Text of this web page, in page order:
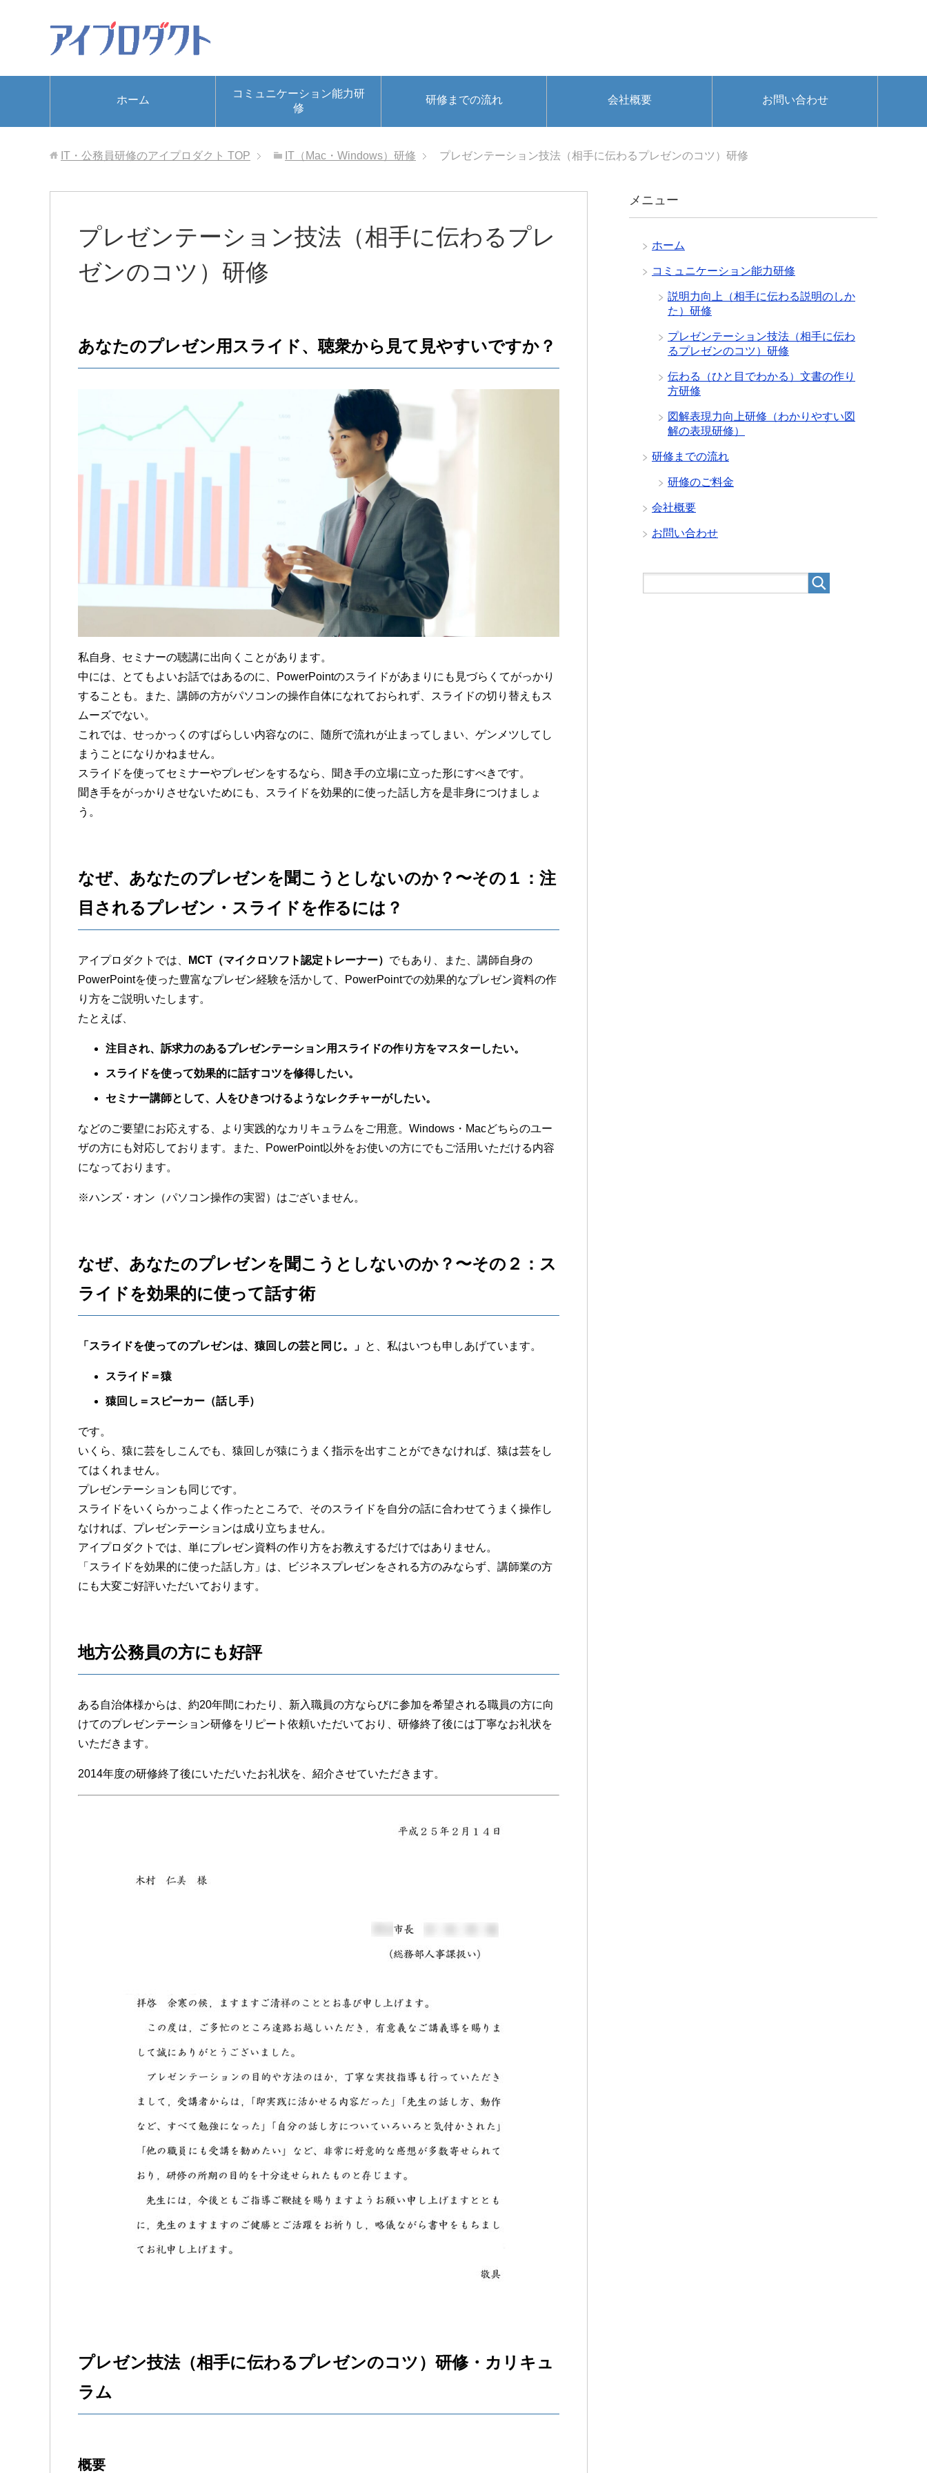
ホーム
コミュニケーション能力研
修
研修までの流れ 会社概要 お問い合わせ
IT・公務員研修のアイプロダクト TOP IT（Mac・Windows）研修 プレゼンテーション技法（相手に伝わるプレゼンのコツ）研修
プレゼンテーション技法（相手に伝わるプレ
ゼンのコツ）研修
あなたのプレゼン用スライド、聴衆から見て見やすいですか？
私自身、セミナーの聴講に出向くことがあります。
中には、とてもよいお話ではあるのに、PowerPointのスライドがあまりにも見づらくてがっかり
することも。また、講師の方がパソコンの操作自体になれておられず、スライドの切り替えもス
ムーズでない。
これでは、せっかっくのすばらしい内容なのに、随所で流れが止まってしまい、ゲンメツしてし
まうことになりかねません。
スライドを使ってセミナーやプレゼンをするなら、聞き手の立場に立った形にすべきです。
聞き手をがっかりさせないためにも、スライドを効果的に使った話し方を是非身につけましょ
う。
なぜ、あなたのプレゼンを聞こうとしないのか？〜その１：注
目されるプレゼン・スライドを作るには？
アイプロダクトでは、 MCT（マイクロソフト認定トレーナー） でもあり、また、講師自身の
PowerPointを使った豊富なプレゼン経験を活かして、PowerPointでの効果的なプレゼン資料の作
り方をご説明いたします。
たとえば、
注目され、訴求力のあるプレゼンテーション用スライドの作り方をマスターしたい。
スライドを使って効果的に話すコツを修得したい。
セミナー講師として、人をひきつけるようなレクチャーがしたい。
などのご要望にお応えする、より実践的なカリキュラムをご用意。Windows・Macどちらのユー
ザの方にも対応しております。また、PowerPoint以外をお使いの方にでもご活用いただける内容
になっております。
※ハンズ・オン（パソコン操作の実習）はございません。
なぜ、あなたのプレゼンを聞こうとしないのか？〜その２：ス
ライドを効果的に使って話す術
「スライドを使ってのプレゼンは、猿回しの芸と同じ。」 と、私はいつも申しあげています。
スライド＝猿
猿回し＝スピーカー（話し手）
です。
いくら、猿に芸をしこんでも、猿回しが猿にうまく指示を出すことができなければ、猿は芸をし
てはくれません。
プレゼンテーションも同じです。
スライドをいくらかっこよく作ったところで、そのスライドを自分の話に合わせてうまく操作し
なければ、プレゼンテーションは成り立ちません。
アイプロダクトでは、単にプレゼン資料の作り方をお教えするだけではありません。
「スライドを効果的に使った話し方」は、ビジネスプレゼンをされる方のみならず、講師業の方
にも大変ご好評いただいております。
地方公務員の方にも好評
ある自治体様からは、約20年間にわたり、新入職員の方ならびに参加を希望される職員の方に向
けてのプレゼンテーション研修をリピート依頼いただいており、研修終了後には丁寧なお礼状を
いただきます。
2014年度の研修終了後にいただいたお礼状を、紹介させていただきます。
プレゼン技法（相手に伝わるプレゼンのコツ）研修・カリキュ
ラム
概要
メニュー
ホーム
コミュニケーション能力研修
説明力向上（相手に伝わる説明のしか
た）研修
プレゼンテーション技法（相手に伝わ
るプレゼンのコツ）研修
伝わる（ひと目でわかる）文書の作り
方研修
図解表現力向上研修（わかりやすい図
解の表現研修）
研修までの流れ
研修のご料金
会社概要
お問い合わせ